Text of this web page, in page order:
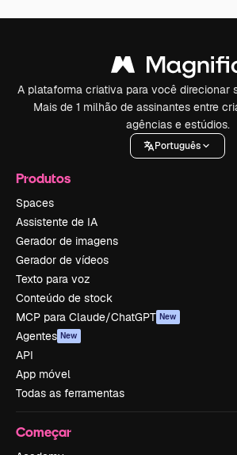
A plataforma criativa para você direcionar
Mais de 1 milhão de assinantes entre
agências e estúdios.
Português
Produtos
Spaces
Assistente de IA
Gerador de imagens
Gerador de vídeos
Texto para voz
Conteúdo de stock
MCP para Claude/ChatGPT New
Agentes New
API
App móvel
Todas as ferramentas
Começar